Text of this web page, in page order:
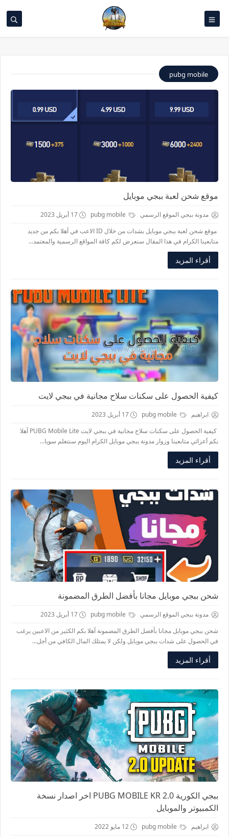
pubg mobile
موقع شحن لعبة ببجي موبايل
مدونة ببجي الموقع الرسمي
17 أبريل 2023
موقع شحن لعبة ببجي موبايل بشدات من خلال ID الاعب في آهلا بكم من جديد
متابعينا الكرام في هذا المقال سنعرض لكم كافة المواقع الرسمية والمعتمد...
أقراء المزيد
كيفية الحصول على سكنات سلاح مجانية في ببجي لايت
ابراهيم
17 أبريل 2023
كيفية الحصول على سكنات سلاح مجانية في ببجي لايت PUBG Mobile Lite آهلا
بكم أعزائي متابعينا وزوار مدونة ببجي موبايل الكرام اليوم سنتعلم سويا...
أقراء المزيد
شحن ببجي موبايل مجانا بأفضل الطرق المضمونة
مدونة ببجي الموقع الرسمي
17 أبريل 2023
شحن ببجي موبايل مجانا بأفضل الطرق المضمونة آهلا بكم الكثير من الاعبين يرغب
في الحصول على شدات ببجي موبايل ولكن لا يمتلك المال الكافي من أجل...
أقراء المزيد
ببجي الكورية PUBG MOBILE KR 2.0 اخر اصدار نسخة
الكمبيوتر والموبايل
ابراهيم
12 مايو 2022